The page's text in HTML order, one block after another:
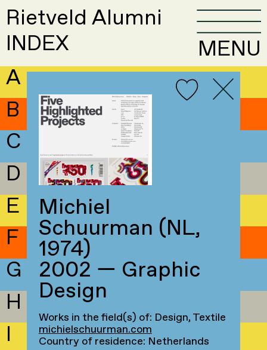
Rietveld Alumni
INDEX
MENU
A
B
C
D
E
F
G
H
I
Michiel
Schuurman (NL,
1974)
2002 — Graphic
Design
Works in the field(s) of: Design, Textile
michielschuurman.com
Country of residence: Netherlands